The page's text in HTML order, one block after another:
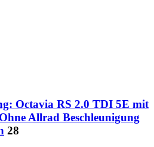
Octavia RS 2.0 TDI 5E mit
Allrad Beschleunigung
28